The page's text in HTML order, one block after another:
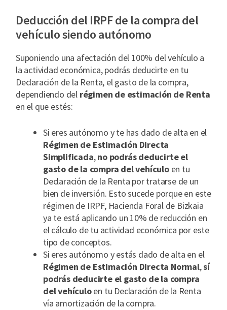
Deducción del IRPF de la compra del
vehículo siendo autónomo
Suponiendo una afectación del 100% del vehículo a
la actividad económica, podrás deducirte en tu
Declaración de la Renta, el gasto de la compra,
dependiendo del régimen de estimación de Renta
en el que estés:
Si eres autónomo y te has dado de alta en el
Régimen de Estimación Directa
Simplificada,no podrás deducirte el
gasto de la compra del vehículoen tu
Declaración de la Renta por tratarse de un
bien de inversión. Esto sucede porque en este
régimen de IRPF, Hacienda Foral de Bizkaia
ya te está aplicando un 10% de reducción en
el cálculo de tu actividad económica por este
tipo de conceptos.
Si eres autónomo y estás dado de alta en el
Régimen de Estimación Directa Normal,sí
podrás deducirte el gasto de la compra
del vehículoen tu Declaración de la Renta
vía amortización de la compra.